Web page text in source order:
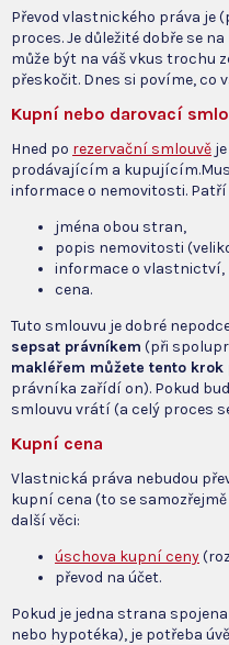
Převod vlastnického práva je
proces. Je důležité dobře se
může být na váš vkus trochu
přeskočit. Dnes si povíme, co
Kupní nebo darovací
Hned po rezervační smlouvě
prodávajícím a
informace o nemovitosti. Patří
jména obou stran,
popis nemovitosti
informace o vlastnictví,
cena.
Tuto smlouvu je dobré
sepsat právníkem (při
makléřem můžete tento krok
právníka zařídí on). Pokud
smlouvu vrátí (a celý proces
Kupní cena
Vlastnická práva nebudou
kupní cena (to se
další věci:
úschova kupní ceny
převod na účet.
Pokud je jedna strana
nebo hypotéka), je potřeba